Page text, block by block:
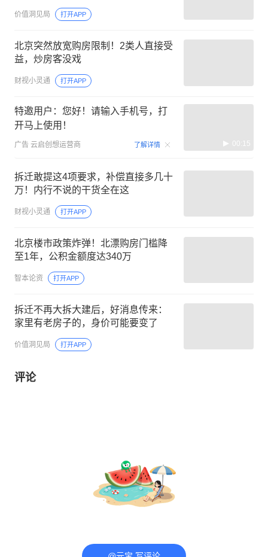
价值洞见局 打开APP
北京突然放宽购房限制！2类人直接受
益，炒房客没戏
财视小灵通 打开APP
特邀用户：您好！请输入手机号，打
开马上使用！
广告 云启创想运营商 了解详情 00:15
拆迁敢提这4项要求，补偿直接多几十
万！内行不说的干货全在这
财视小灵通 打开APP
北京楼市政策炸弹！北漂购房门槛降
至1年，公积金额度达340万
智本论资 打开APP
拆迁不再大拆大建后，好消息传来：
家里有老房子的，身价可能要变了
价值洞见局 打开APP
评论